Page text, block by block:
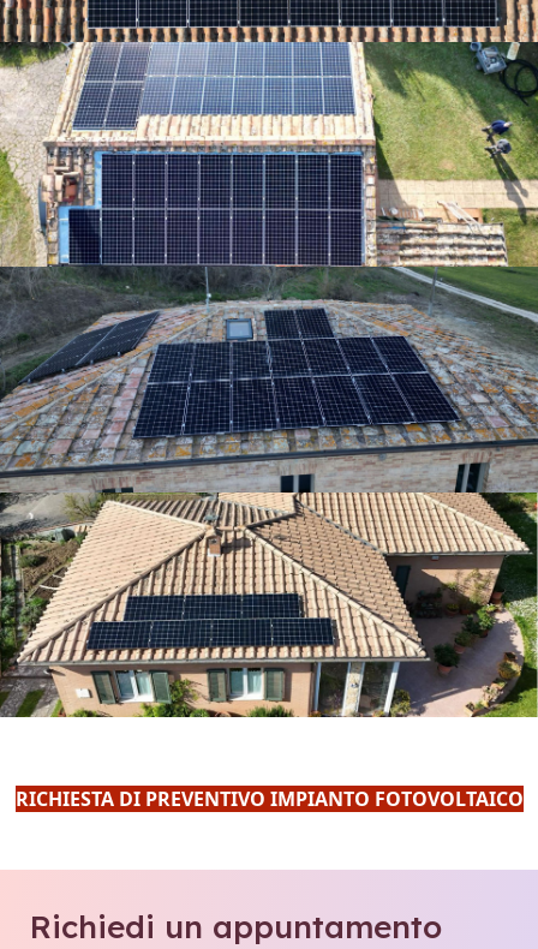
RICHIESTA DI PREVENTIVO IMPIANTO FOTOVOLTAICO
Richiedi un appuntamento